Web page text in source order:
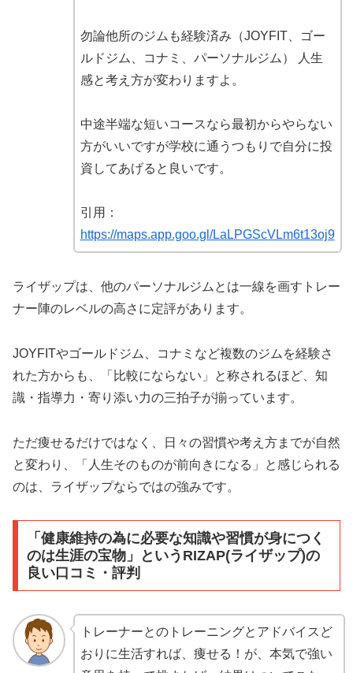
勿論他所のジムも経験済み（JOYFIT、ゴー
ルドジム、コナミ、パーソナルジム） 人生
感と考え方が変わりますよ。
中途半端な短いコースなら最初からやらない
方がいいですが学校に通うつもりで自分に投
資してあげると良いです。
引用：
https://maps.app.goo.gl/LaLPGScVLm6t13oj9
ライザップは、他のパーソナルジムとは一線を画すトレー
ナー陣のレベルの高さに定評があります。
JOYFITやゴールドジム、コナミなど複数のジムを経験さ
れた方からも、「比較にならない」と称されるほど、知
識・指導力・寄り添い力の三拍子が揃っています。
ただ痩せるだけではなく、日々の習慣や考え方までが自然
と変わり、「人生そのものが前向きになる」と感じられる
のは、ライザップならではの強みです。
「健康維持の為に必要な知識や習慣が身につく
のは生涯の宝物」というRIZAP(ライザップ)の
良い口コミ・評判
トレーナーとのトレーニングとアドバイスど
おりに生活すれば、痩せる！が、本気で強い